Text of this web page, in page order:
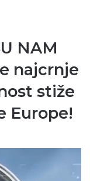
NAM
najcrnje
stiže
Europe!